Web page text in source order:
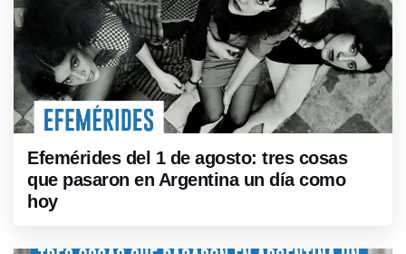
Efemérides del 1 de agosto: tres cosas
que pasaron en Argentina un día como
hoy